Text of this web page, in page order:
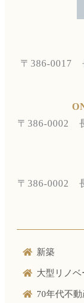
〒386-0017
〒386-0002
〒386-0002
新築
大型リノベ
70年代不動